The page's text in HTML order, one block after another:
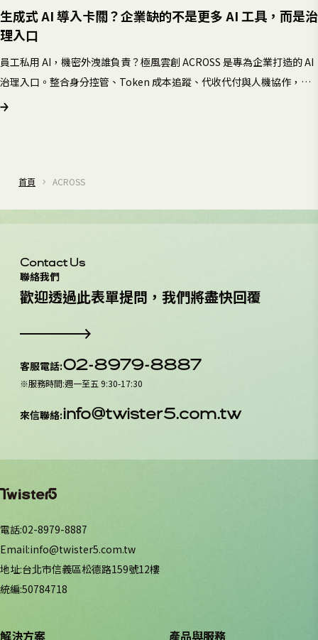
生成式 AI 導入卡關？企業缺的不是更多 AI 工具，而是治
理入口
員工私用 AI，機密外洩誰負責？極風雲創 ACROSS 是專為企業打造的 AI
治理入口。整合身分控管、Token 成本追蹤、代收代付與人機協作，立
刻預約實機 Demo 了解。
首頁 ACROSS
Contact Us
聯絡我們
歡迎透過此表單提問 ， 我們將盡快回覆
客服電話:02-8979-8887
※服務時間:週一至五 9:30-17:30
來信聯絡:info@twister5.com.tw
電話:02-8979-8887
Email:info@twister5.com.tw
地址:台北市信義區松德路159號12樓
統編:50784718
解決方案 產品與服務